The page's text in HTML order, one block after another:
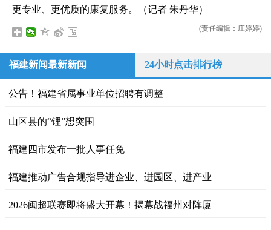
更专业、更优质的康复服务。（记者 朱丹华）
(责任编辑：庄婷婷)
福建新闻最新新闻 24小时点击排行榜
公告！福建省属事业单位招聘有调整
山区县的“锂”想突围
福建四市发布一批人事任免
福建推动广告合规指导进企业、进园区、进产业
2026闽超联赛即将盛大开幕！揭幕战福州对阵厦